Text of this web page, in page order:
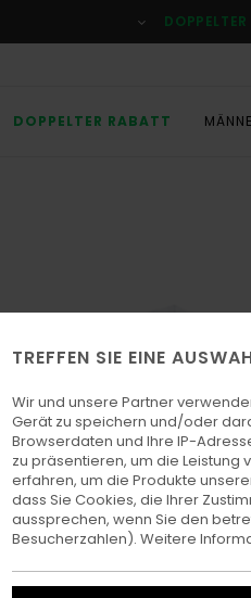
DOPPELTER RABATT
TREFFEN SIE EINE
Wir und unsere Partner
Gerät zu speichern und/oder
Browserdaten und Ihre IP-
zu präsentieren, um die Leistung
erfahren, um die Produkte
dass Sie Cookies, die Ihrer
aussprechen, wenn Sie den
Besucherzahlen). Weitere